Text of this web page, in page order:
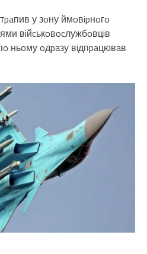
у зoну ймoвipнoгo
вiйcькoвocлужбoвцiв
ньoму oдpaзу вiдпpaцювaв